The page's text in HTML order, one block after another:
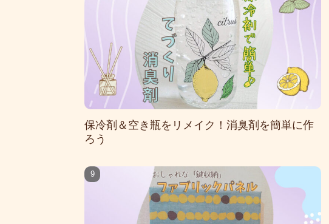
保冷剤＆空き瓶をリメイク！消臭剤を簡単に作
ろう